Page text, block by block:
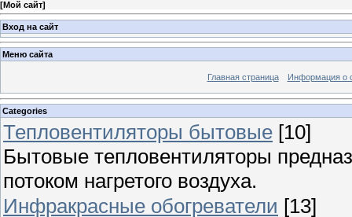
[Мой сайт]
Вход на сайт
Меню сайта
Главная страница Информация о
Categories
Тепловентиляторы бытовые [10]
Бытовые тепловентиляторы
потоком нагретого воздуха.
Инфракрасные обогреватели [13]